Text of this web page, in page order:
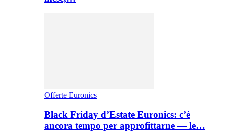
Offerte Euronics
Black Friday d’Estate Euronics: c’è
ancora tempo per approfittarne — le…